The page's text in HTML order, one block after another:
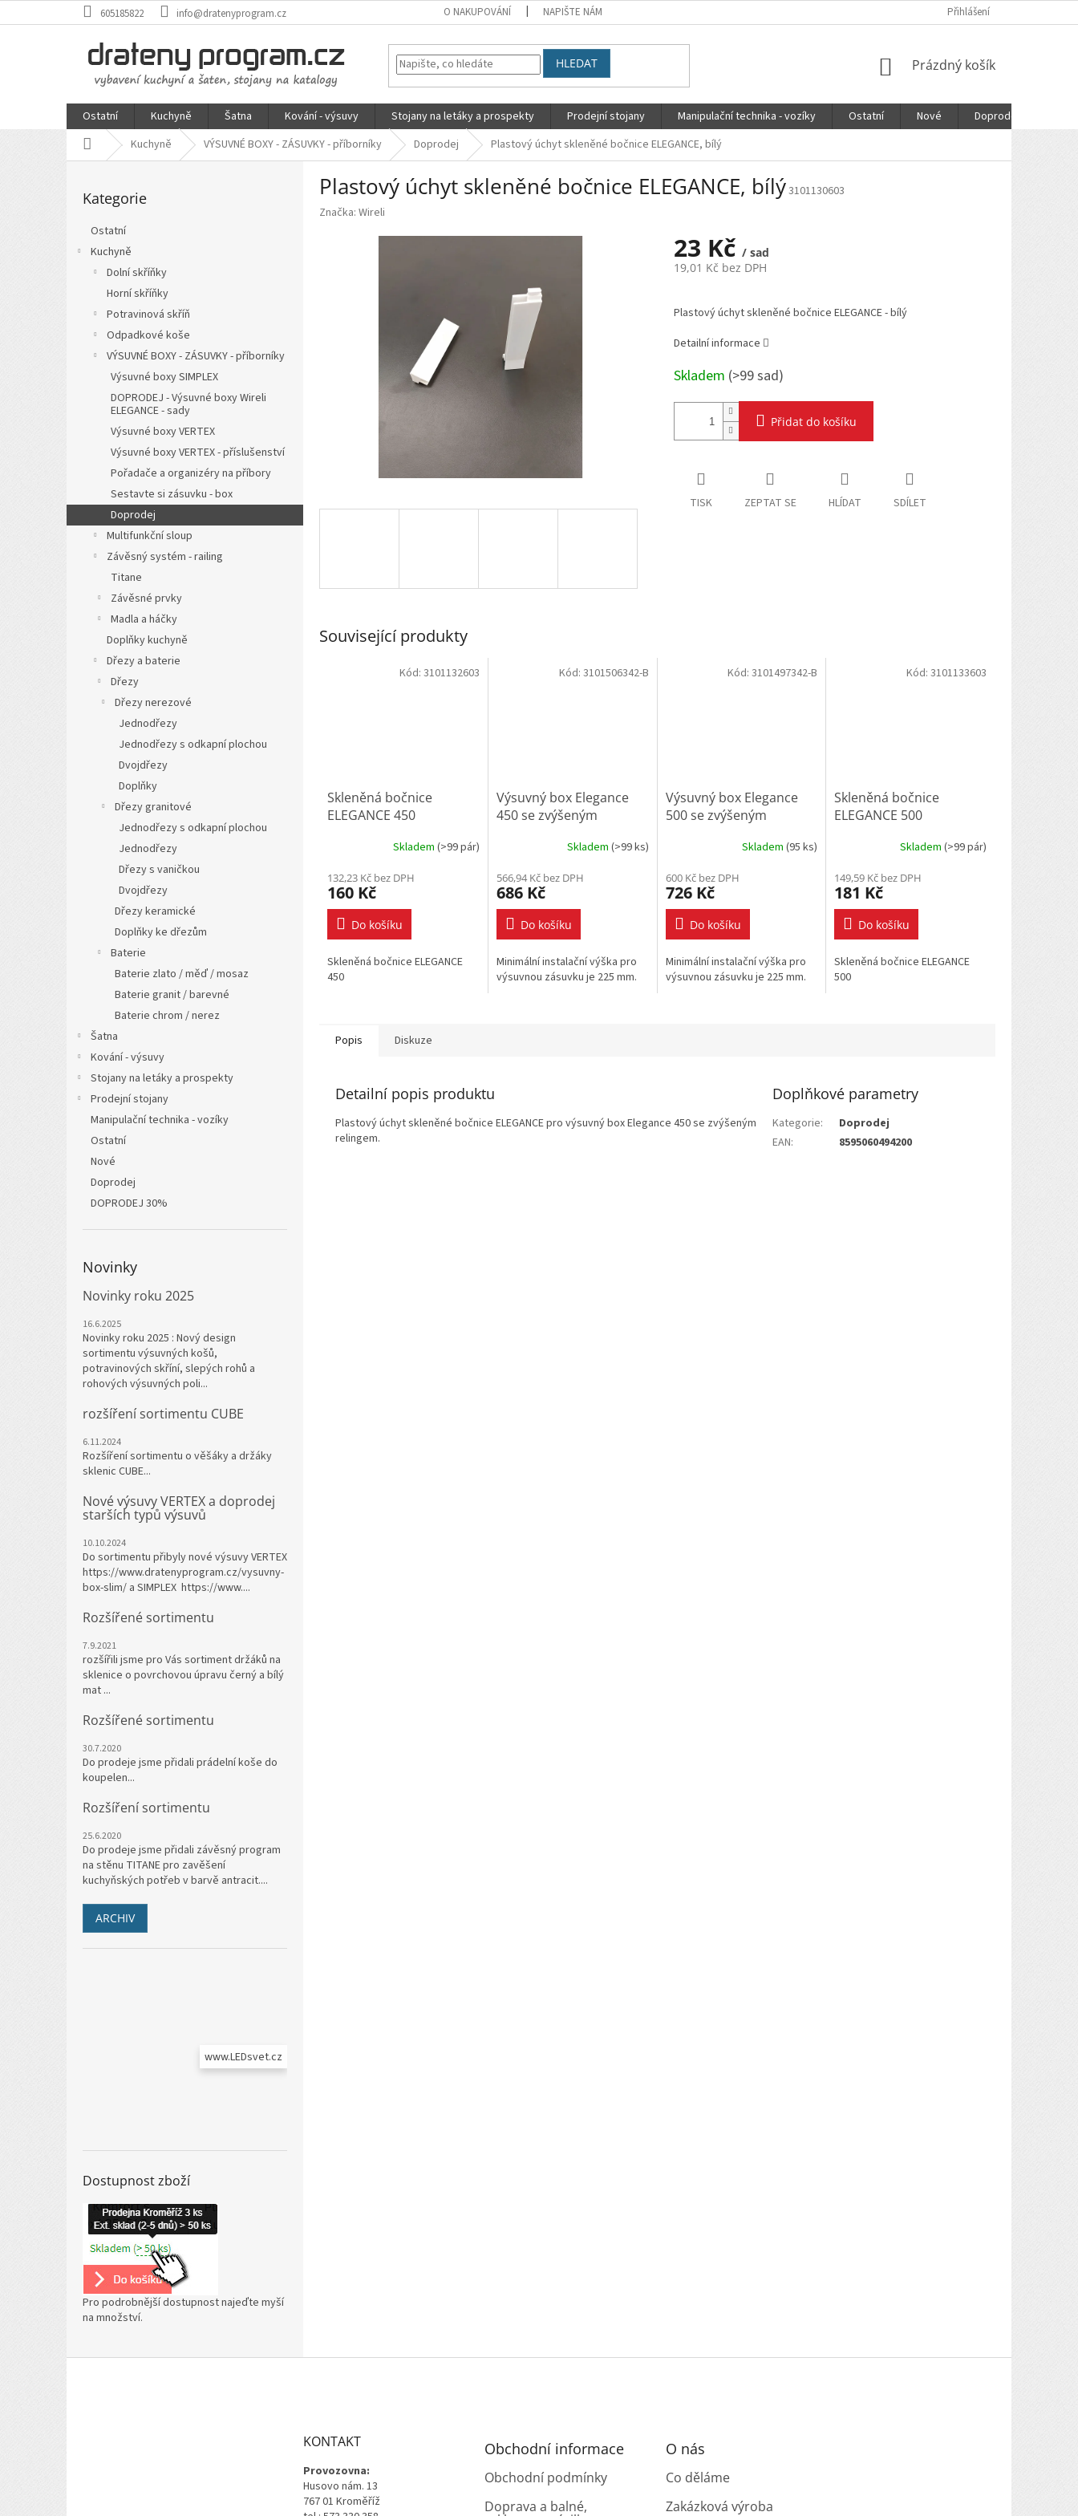
na
605185822 info@dratenyprogram.cz O NAKUPOVÁNÍ NAPIŠTE NÁM Přihlášení
HLEDAT
NÁKUPNÍ
Prázdný košík
Ostatní Kuchyně Šatna Kování - výsuvy Stojany na letáky a prospekty Prodejní stojany Manipulační technika - vozíky Ostatní Nové Doprodej
Domů Kuchyně VÝSUVNÉ BOXY - ZÁSUVKY - příborníky Doprodej Plastový úchyt skleněné bočnice ELEGANCE, bílý
kategorie
Kategorie
Ostatní
Kuchyně
Dolní skříňky
Horní skříňky
Potravinová skříň
Odpadkové koše
VÝSUVNÉ BOXY - ZÁSUVKY - příborníky
Výsuvné boxy SIMPLEX
DOPRODEJ - Výsuvné boxy Wireli
ELEGANCE - sady
Výsuvné boxy VERTEX
Výsuvné boxy VERTEX - příslušenství
Pořadače a organizéry na příbory
Sestavte si zásuvku - box
Doprodej
Multifunkční sloup
Závěsný systém - railing
Titane
Závěsné prvky
Madla a háčky
Doplňky kuchyně
Dřezy a baterie
Dřezy
Dřezy nerezové
Jednodřezy
Jednodřezy s odkapní plochou
Dvojdřezy
Doplňky
Dřezy granitové
Jednodřezy s odkapní plochou
Jednodřezy
Dřezy s vaničkou
Dvojdřezy
Dřezy keramické
Doplňky ke dřezům
Baterie
Baterie zlato / měď / mosaz
Baterie granit / barevné
Baterie chrom / nerez
Šatna
Kování - výsuvy
Stojany na letáky a prospekty
Prodejní stojany
Manipulační technika - vozíky
Ostatní
Nové
Doprodej
DOPRODEJ 30%
Novinky
Novinky roku 2025
16.6.2025
Novinky roku 2025 : Nový design
sortimentu výsuvných košů,
potravinových skříní, slepých rohů a
rohových výsuvných poli...
rozšíření sortimentu CUBE
6.11.2024
Rozšíření sortimentu o věšáky a držáky
sklenic CUBE...
Nové výsuvy VERTEX a doprodej
starších typů výsuvů
10.10.2024
Do sortimentu přibyly nové výsuvy VERTEX
https://www.dratenyprogram.cz/vysuvny-
box-slim/ a SIMPLEX https://www....
Rozšířené sortimentu
7.9.2021
rozšířili jsme pro Vás sortiment držáků na
sklenice o povrchovou úpravu černý a bílý
mat ...
Rozšířené sortimentu
30.7.2020
Do prodeje jsme přidali prádelní koše do
koupelen...
Rozšíření sortimentu
25.6.2020
Do prodeje jsme přidali závěsný program
na stěnu TITANE pro zavěšení
kuchyňských potřeb v barvě antracit....
ARCHIV
www.LEDsvet.cz
Dostupnost zboží
Pro podrobnější dostupnost najeďte myší
na množství.
Plastový úchyt skleněné bočnice ELEGANCE, bílý3101130603
Značka: Wireli
23 Kč / sad
19,01 Kč bez DPH
cena:
Plastový úchyt skleněné bočnice ELEGANCE - bílý
Detailní informace
Skladem (>99 sad)
Přidat do košíku
TISK ZEPTAT SE HLÍDAT SDÍLET
Související produkty
Skleněná bočnice
ELEGANCE 450
Skladem (>99 pár)
132,23 Kč bez DPH
160 Kč
Do košíku
Skleněná bočnice ELEGANCE
450
Kód: 3101132603
Výsuvný box Elegance
450 se zvýšeným
Skladem (>99 ks)
566,94 Kč bez DPH
686 Kč
Do košíku
Minimální instalační výška pro
výsuvnou zásuvku je 225 mm.
Kód: 3101506342-B
Výsuvný box Elegance
500 se zvýšeným
Skladem(95 ks)
600 Kč bez DPH
726 Kč
Do košíku
Minimální instalační výška pro
výsuvnou zásuvku je 225 mm.
Kód:3101497342-B
Skleněná bočnice
ELEGANCE 500
Skladem (>99 pár)
149,59 Kč bez DPH
181 Kč
Do košíku
Skleněná bočnice ELEGANCE
500
Kód: 3101133603
Popis Diskuze
Detailní popis produktu
Plastový úchyt skleněné bočnice ELEGANCE pro výsuvný box Elegance 450 se zvýšeným
relingem.
Doplňkové parametry
Kategorie:
Doprodej
EAN: 8595060494200
KONTAKT
Provozovna:
Husovo nám. 13
767 01 Kroměříž
Obchodní informace
Obchodní podmínky
Doprava a balné,
O nás
Co děláme
Zakázková výroba